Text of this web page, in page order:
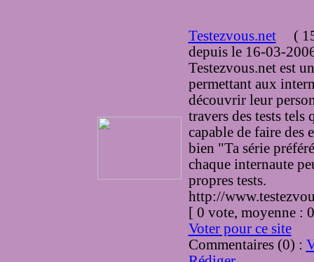
Testezvous.net(
depuis le 16-03-
Testezvous.net est
permettant aux
découvrir leur
travers des tests tels
capable de faire des
bien "Ta série
chaque internaute
propres tests.
http://
[ 0 vote, moyenne
Voter pour ce site
Commentaires (0) :